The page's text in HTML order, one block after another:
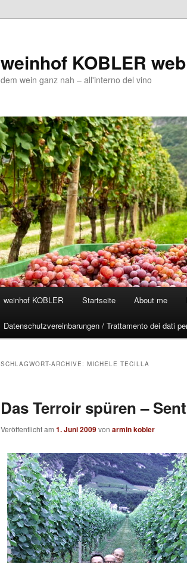
weinhof KOBLER
dem wein ganz nah – all'interno del vino
weinhof KOBLER Startseite About me
Datenschutzvereinbarungen / Trattamento dei dati
SCHLAGWORT-ARCHIVE: MICHELE TECILLA
Das Terroir spüren –
Veröffentlicht am 1. Juni 2009von armin kobler